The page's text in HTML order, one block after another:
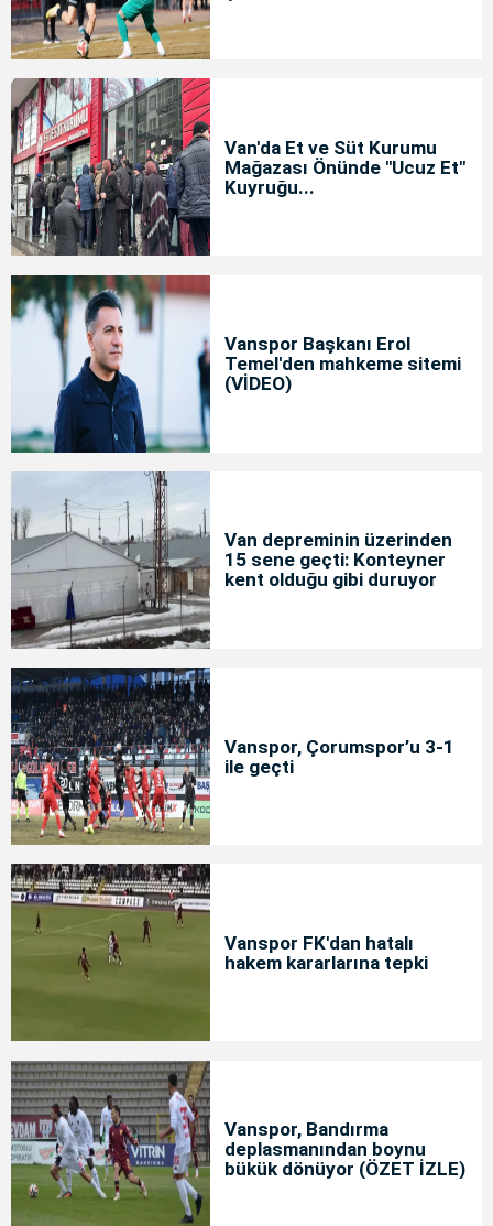
Van'da Et ve Süt Kurumu
Mağazası Önünde "Ucuz Et"
Kuyruğu...
Vanspor Başkanı Erol
Temel'den mahkeme sitemi
(VİDEO)
Van depreminin üzerinden
15 sene geçti: Konteyner
kent olduğu gibi duruyor
Vanspor, Çorumspor’u 3-1
ile geçti
Vanspor FK'dan hatalı
hakem kararlarına tepki
Vanspor, Bandırma
deplasmanından boynu
bükük dönüyor (ÖZET İZLE)